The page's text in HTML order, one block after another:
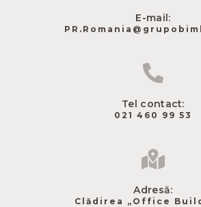
E-mail:
Tel contact:
021 460 99 53
Adresă:
Clădirea „Office